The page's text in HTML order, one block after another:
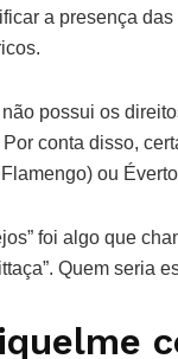
a presença
possui os
conta disso,
ou
foi algo que
Quem seria